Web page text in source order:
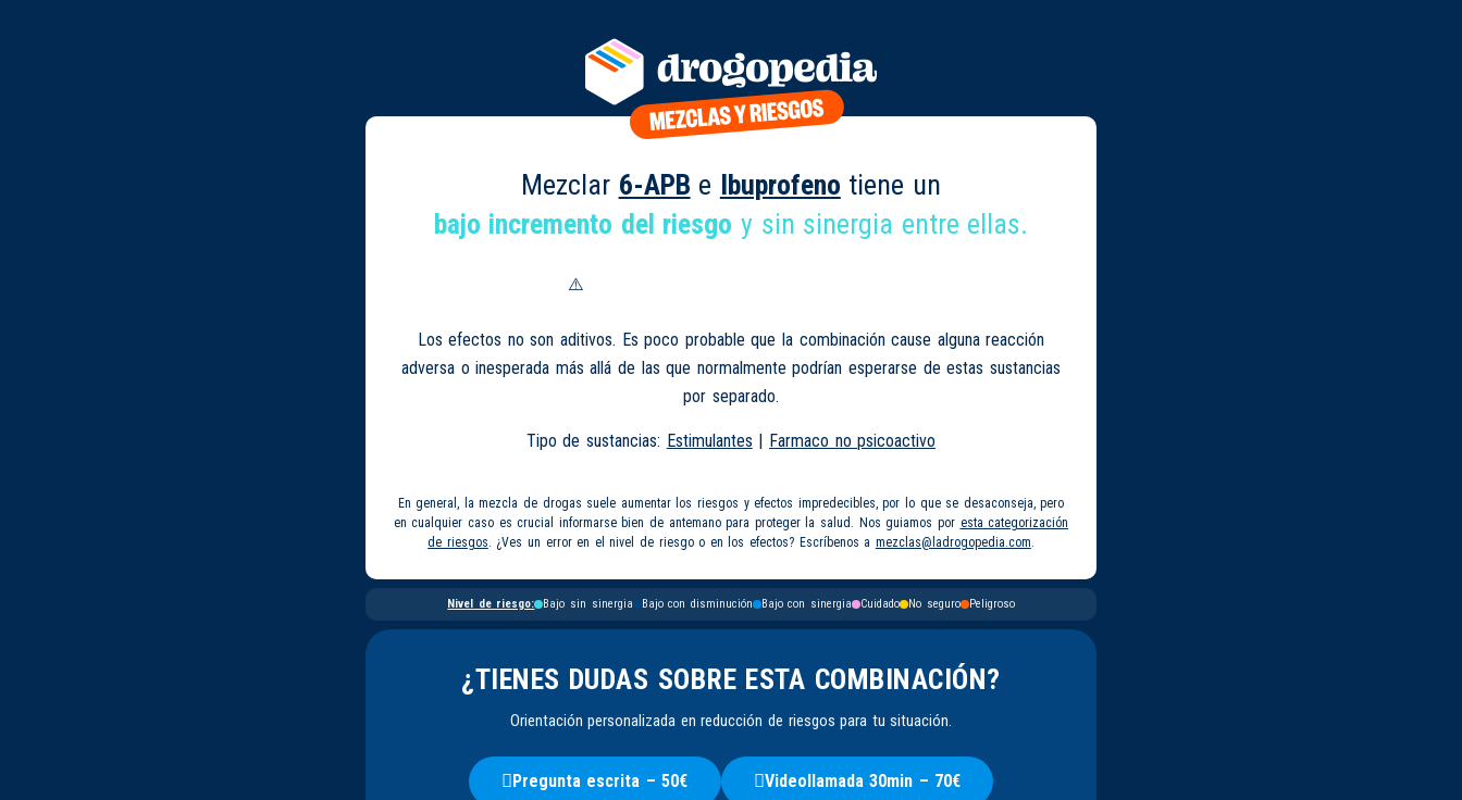
Mezclar 6-APB e Ibuprofeno tiene un
bajo incremento del riesgo y sin sinergia entre ellas.
Los efectos no son aditivos. Es poco probable que la combinación cause alguna reacción
adversa o inesperada más allá de las que normalmente podrían esperarse de estas sustancias
por separado.
Tipo de sustancias: Estimulantes | Farmaco no psicoactivo
En general, la mezcla de drogas suele aumentar los riesgos y efectos impredecibles, por lo que se desaconseja, pero
en cualquier caso es crucial informarse bien de antemano para proteger la salud. Nos guiamos por esta categorización
de riesgos. ¿Ves un error en el nivel de riesgo o en los efectos? Escríbenos a mezclas@ladrogopedia.com.
Nivel de riesgo: Bajo sin sinergia Bajo con disminución Bajo con sinergia Cuidado No seguro Peligroso
¿TIENES DUDAS SOBRE ESTA COMBINACIÓN?
Orientación personalizada en reducción de riesgos para tu situación.
Pregunta escrita – 50€ Videollamada 30min – 70€